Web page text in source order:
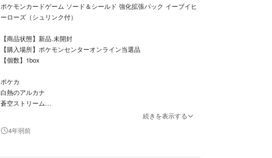
ポケモンカードゲーム ソード＆シールド 強化拡張パック イーブイヒ
ーローズ（シュリンク付）
【商品状態】新品.未開封
【購入場所】ポケモンセンターオンライン当選品
【個数】1box
ポケカ
白熱のアルカナ
蒼空ストリーム
続きを表示する
4年弱前